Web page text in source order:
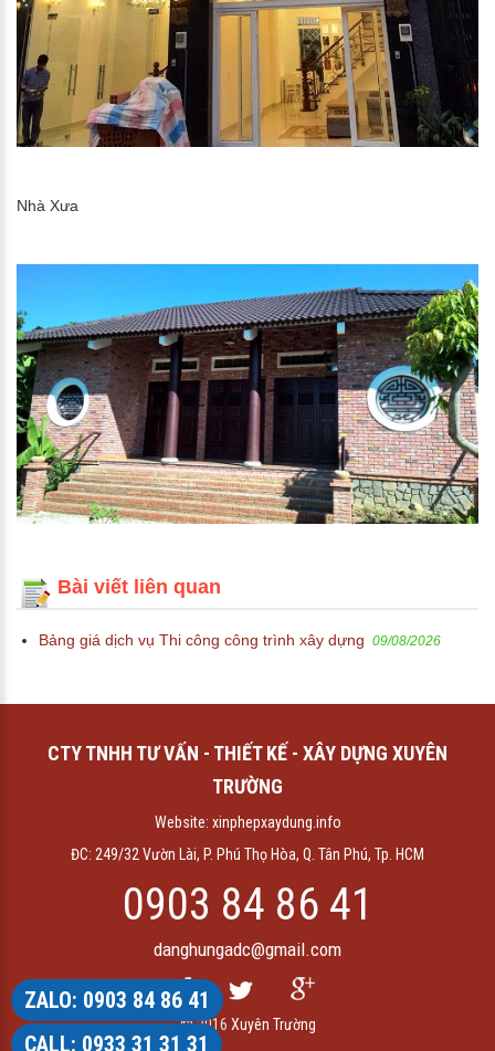
Nhà Xưa
Bài viết liên quan
Bảng giá dịch vụ Thi công công trình xây dựng 09/08/2026
CTY TNHH TƯ VẤN - THIẾT KẾ - XÂY DỰNG XUYÊN
TRƯỜNG
Website: xinphepxaydung.info
ĐC: 249/32 Vườn Lài, P. Phú Thọ Hòa, Q. Tân Phú, Tp. HCM
0903 84 86 41
danghungadc@gmail.com
© 2016 Xuyên Trường
CALL: 0933 31 31 31
ZALO: 0903 84 86 41